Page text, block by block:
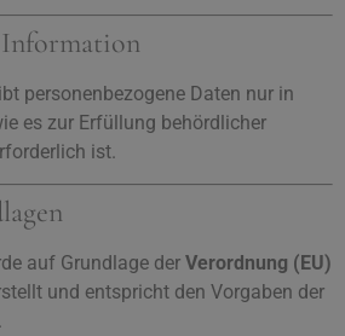
Information
personenbezogene Daten nur in
es zur Erfüllung behördlicher
ist.
auf Grundlage der Verordnung (EU)
und entspricht den Vorgaben der